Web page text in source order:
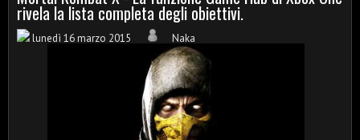
rivela la lista completa degli obiettivi.
lunedì 16 marzo 2015 Naka